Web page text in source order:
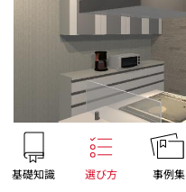
基礎知識 選び方 事例集